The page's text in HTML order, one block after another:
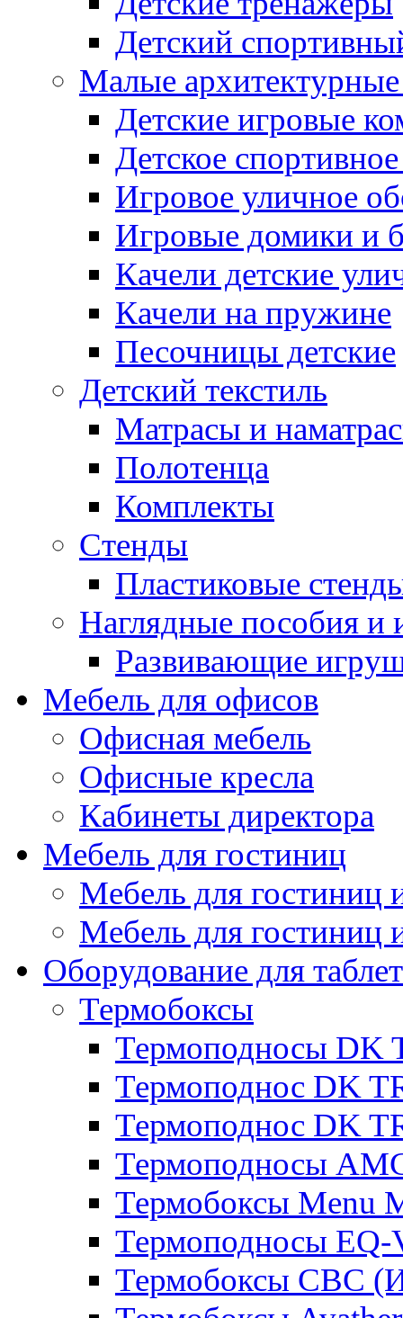
Детский
Малые
Детские игровые
Детское
Игровое уличное
Игровые домики и
Качели детские
Качели на пружине
Песочницы детские
Детский текстиль
Матрасы и
Полотенца
Комплекты
Стенды
Пластиковые
Наглядные пособия и
Развивающие
Мебель для офисов
Офисная мебель
Офисные кресла
Кабинеты директора
Мебель для гостиниц
Мебель для
Мебель для гостиниц
Оборудование для
Термобоксы
Термоподносы DK
Термоподнос DK
Термоподнос DK
Термоподносы
Термобоксы Menu
Термоподносы EQ-
Термобоксы CBC